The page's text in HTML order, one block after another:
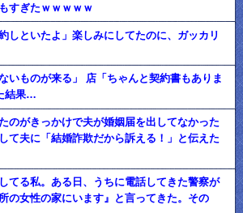
すぎたｗｗｗｗｗ
しといたよ」楽しみにしてたのに、ガッカリ
いものが来る」 店「ちゃんと契約書もありま
結果…
のがきっかけで夫が婚姻届を出してなかった
て夫に「結婚詐欺だから訴える！」と伝えた
てる私。ある日、うちに電話してきた警察が
の女性の家にいます』と言ってきた。その